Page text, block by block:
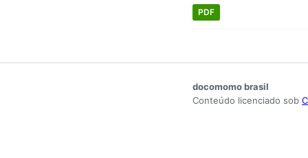
PDF
docomomo brasil
Conteúdo licenciado sob